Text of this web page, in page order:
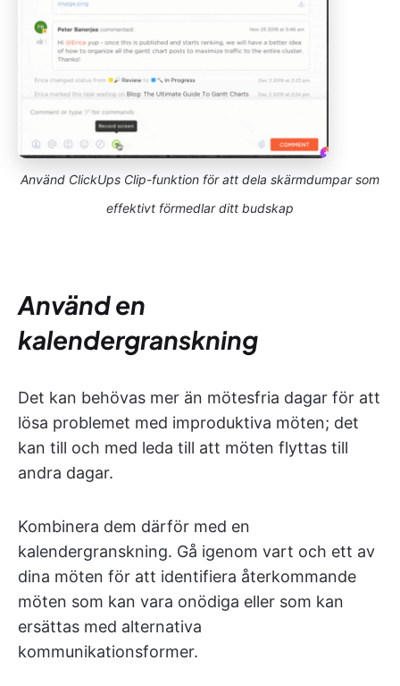
Använd ClickUps Clip-funktion för att dela skärmdumpar som
effektivt förmedlar ditt budskap
Använd en
kalendergranskning
Det kan behövas mer än mötesfria dagar för att
lösa problemet med improduktiva möten; det
kan till och med leda till att möten flyttas till
andra dagar.
Kombinera dem därför med en
kalendergranskning. Gå igenom vart och ett av
dina möten för att identifiera återkommande
möten som kan vara onödiga eller som kan
ersättas med alternativa
kommunikationsformer.